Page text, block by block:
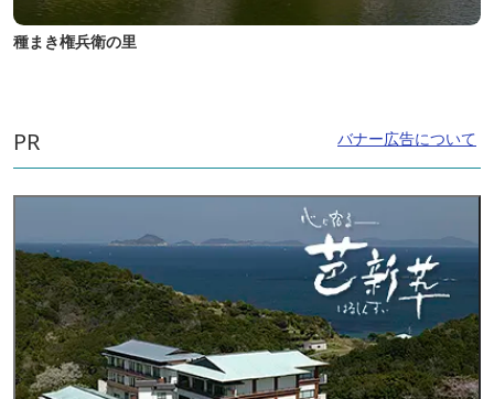
種まき権兵衛の里
PR バナー広告について